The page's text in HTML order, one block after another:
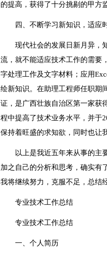
的提高，获得了十分挑剔的甲方
四、不断学习新知识，适应
现代社会的发展日新月异，
流，就不能适应技术工作的需要
字处理工作及文字材料；应用
绘新知识。在助理工程师任职期
证，是广西壮族自治区第一家获
程中提高了技术业务水平，并于
保持着旺盛的求知欲，同时也让
以上是我近五年来从事的主
加之自己的分析和思考，确实有
我将继续努力，克服不足，总结
专业技术工作总结
专业技术工作总结
一、个人简历